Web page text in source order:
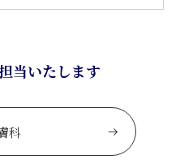
当いたします
科